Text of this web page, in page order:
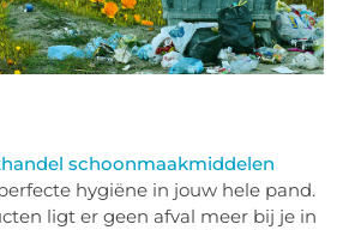
schoonmaakmiddelen
hygiëne in jouw hele pand.
ligt er geen afval meer bij je in